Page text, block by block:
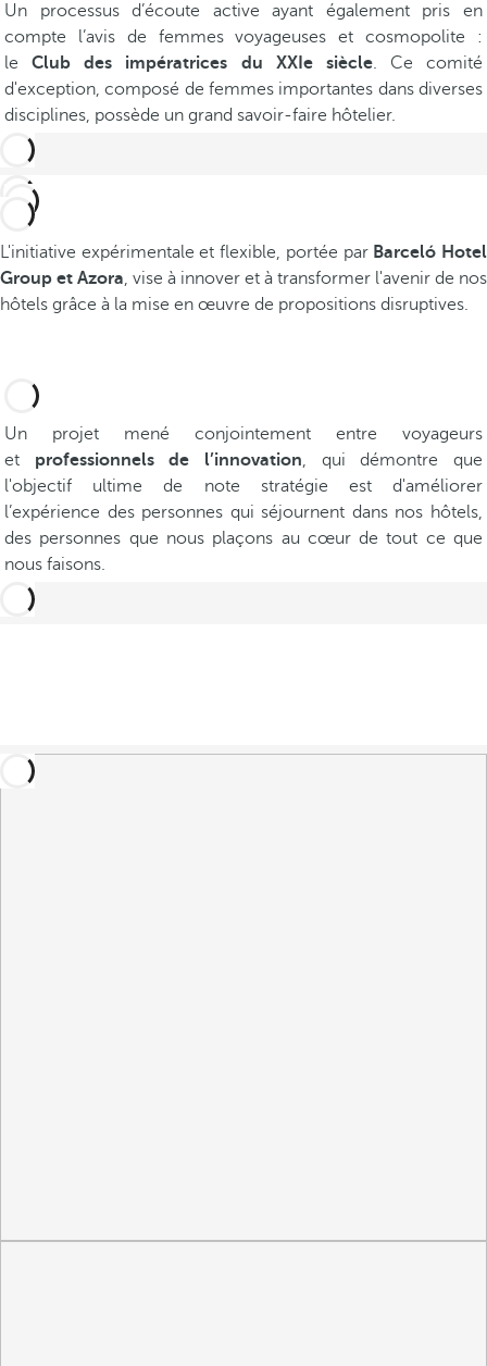
Un processus d’écoute active ayant également pris en
compte l’avis de femmes voyageuses et cosmopolite :
leClub des impératrices du XXIe siècle. Ce comité
d'exception, composé de femmes importantes dans diverses
disciplines, possède un grand savoir-faire hôtelier.
L'initiative expérimentale et flexible, portée par Barceló Hotel
Group et Azora, vise à innover et à transformer l'avenir de nos
hôtels grâce à la mise en œuvre de propositions disruptives.
Un projet mené conjointement entre voyageurs
et professionnels de l’innovation, qui démontre que
l'objectif ultime de note stratégie est d'améliorer
l’expérience des personnes qui séjournent dans nos hôtels,
des personnes que nous plaçons au cœur de tout ce que
nous faisons.